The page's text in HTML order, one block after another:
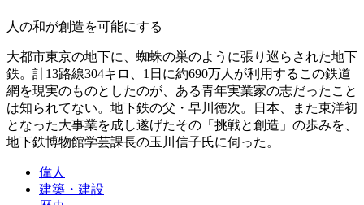
人の和が創造を可能にする
大都市東京の地下に、蜘蛛の巣のように張り巡らされた地下
鉄。計13路線304キロ、1日に約690万人が利用するこの鉄道
網を現実のものとしたのが、ある青年実業家の志だったこと
は知られてない。地下鉄の父・早川徳次。日本、また東洋初
となった大事業を成し遂げたその「挑戦と創造」の歩みを、
地下鉄博物館学芸課長の玉川信子氏に伺った。
偉人
建築・建設